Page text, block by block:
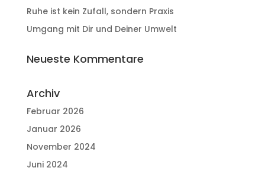
Ruhe ist kein Zufall, sondern Praxis
Umgang mit Dir und Deiner Umwelt
Neueste Kommentare
Archiv
Februar 2026
Januar 2026
November 2024
Juni 2024